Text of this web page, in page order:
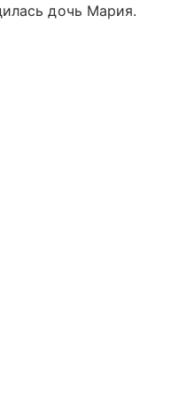
дочь Мария.